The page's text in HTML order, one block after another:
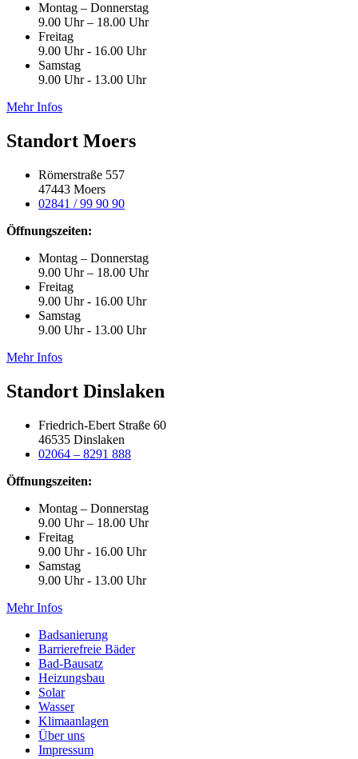
Montag – Donnerstag
9.00 Uhr – 18.00 Uhr
Freitag
9.00 Uhr - 16.00 Uhr
Samstag
9.00 Uhr - 13.00 Uhr
Mehr Infos
Standort Moers
Römerstraße 557
47443 Moers
02841 / 99 90 90
Öffnungszeiten:
Montag – Donnerstag
9.00 Uhr – 18.00 Uhr
Freitag
9.00 Uhr - 16.00 Uhr
Samstag
9.00 Uhr - 13.00 Uhr
Mehr Infos
Standort Dinslaken
Friedrich-Ebert Straße 60
46535 Dinslaken
02064 – 8291 888
Öffnungszeiten:
Montag – Donnerstag
9.00 Uhr – 18.00 Uhr
Freitag
9.00 Uhr - 16.00 Uhr
Samstag
9.00 Uhr - 13.00 Uhr
Mehr Infos
Badsanierung
Barrierefreie Bäder
Bad-Bausatz
Heizungsbau
Solar
Wasser
Klimaanlagen
Über uns
Impressum